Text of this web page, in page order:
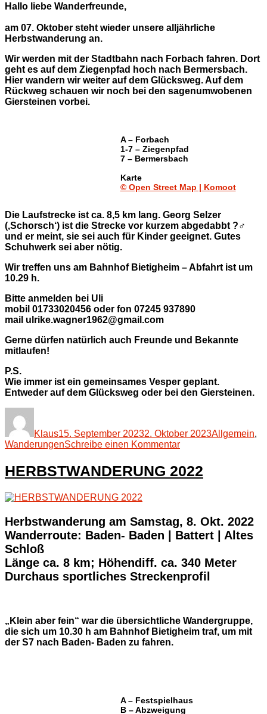
Hallo liebe Wanderfreunde,
am 07. Oktober steht wieder unsere alljährliche
Herbstwanderung an.
Wir werden mit der Stadtbahn nach Forbach fahren. Dort
geht es auf dem Ziegenpfad hoch nach Bermersbach.
Hier wandern wir weiter auf dem Glücksweg. Auf dem
Rückweg schauen wir noch bei den sagenumwobenen
Giersteinen vorbei.
A – Forbach
1-7 – Ziegenpfad
7 – Bermersbach
Karte
© Open Street Map | Komoot
Die Laufstrecke ist ca. 8,5 km lang. Georg Selzer
(‚Schorsch‘) ist die Strecke vor kurzem abgedabbt ?‍♂️
und er meint, sie sei auch für Kinder geeignet. Gutes
Schuhwerk sei aber nötig.
Wir treffen uns am Bahnhof Bietigheim – Abfahrt ist um
10.29 h.
Bitte anmelden bei Uli
mobil 01733020456 oder fon 07245 937890
mail ulrike.wagner1962@gmail.com
Gerne dürfen natürlich auch Freunde und Bekannte
mitlaufen!
P.S.
Wie immer ist ein gemeinsames Vesper geplant.
Entweder auf dem Glücksweg oder bei den Giersteinen.
Klaus15. September 20232. Oktober 2023Allgemein,
WanderungenSchreibe einen Kommentarzu
2023
HERBSTWANDERUNG 2022
Herbstwanderung am Samstag, 8. Okt. 2022
Wanderroute: Baden- Baden | Battert | Altes
Schloß
Länge ca. 8 km; Höhendiff. ca. 340 Meter
Durchaus sportliches Streckenprofil
„Klein aber fein“ war die übersichtliche Wandergruppe,
die sich um 10.30 h am Bahnhof Bietigheim traf, um mit
der S7 nach Baden- Baden zu fahren.
A – Festspielhaus
B – Abzweigung